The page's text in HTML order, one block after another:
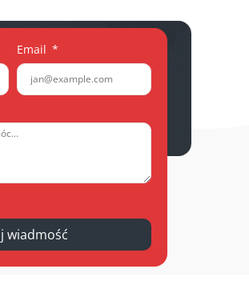
Email
wiadmość